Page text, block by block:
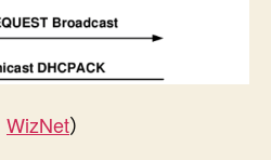
WizNet）